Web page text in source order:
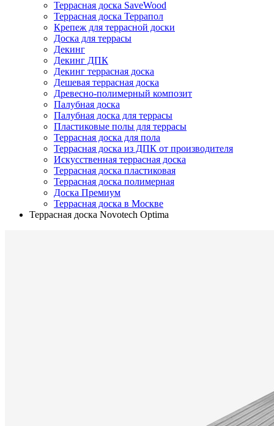
Террасная доска SaveWood
Террасная доска Террапол
Крепеж для террасной доски
Доска для террасы
Декинг
Декинг ДПК
Декинг террасная доска
Дешевая террасная доска
Древесно-полимерный композит
Палубная доска
Палубная доска для террасы
Пластиковые полы для террасы
Террасная доска для пола
Террасная доска из ДПК от производителя
Искусственная террасная доска
Террасная доска пластиковая
Террасная доска полимерная
Доска Премиум
Террасная доска в Москве
Террасная доска Novotech Optima